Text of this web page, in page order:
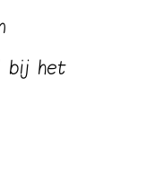
bij het